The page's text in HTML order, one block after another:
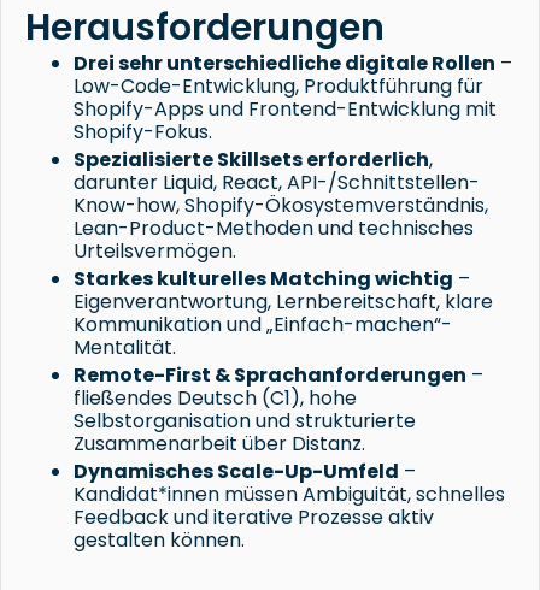
Herausforderungen
Drei sehr unterschiedliche digitale Rollen –
Low-Code-Entwicklung, Produktführung für
Shopify-Apps und Frontend-Entwicklung mit
Shopify-Fokus.
Spezialisierte Skillsets erforderlich,
darunter Liquid, React, API-/Schnittstellen-
Know-how, Shopify-Ökosystemverständnis,
Lean-Product-Methoden und technisches
Urteilsvermögen.
Starkes kulturelles Matching wichtig –
Eigenverantwortung, Lernbereitschaft, klare
Kommunikation und „Einfach-machen“-
Mentalität.
Remote-First & Sprachanforderungen –
fließendes Deutsch (C1), hohe
Selbstorganisation und strukturierte
Zusammenarbeit über Distanz.
Dynamisches Scale-Up-Umfeld –
Kandidat*innen müssen Ambiguität, schnelles
Feedback und iterative Prozesse aktiv
gestalten können.